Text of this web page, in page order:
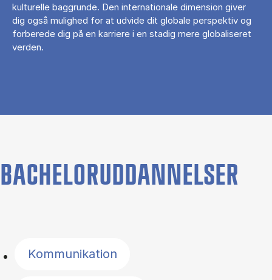
kulturelle baggrunde. Den internationale dimension giver
dig også mulighed for at udvide dit globale perspektiv og
forberede dig på en karriere i en stadig mere globaliseret
verden.
BACHELORUDDANNELSER
Kommunikation